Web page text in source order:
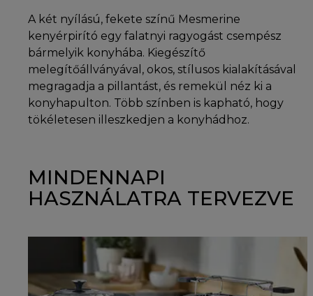
A két nyílású, fekete színű Mesmerine
kenyérpirító egy falatnyi ragyogást csempész
bármelyik konyhába. Kiegészítő
melegítőállványával, okos, stílusos kialakításával
megragadja a pillantást, és remekül néz ki a
konyhapulton. Több színben is kapható, hogy
tökéletesen illeszkedjen a konyhádhoz.
MINDENNAPI
HASZNÁLATRA TERVEZVE